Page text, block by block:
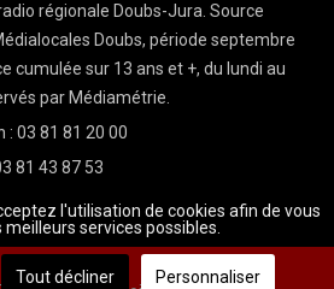
régionale Doubs-Jura. Source
Doubs, période septembre
cumulée sur 13 ans et +, du lundi au
par Médiamétrie.
: 03 81 81 20 00
81 43 87 53
l'utilisation de cookies afin de vous
services possibles.
Tout décliner Personnaliser